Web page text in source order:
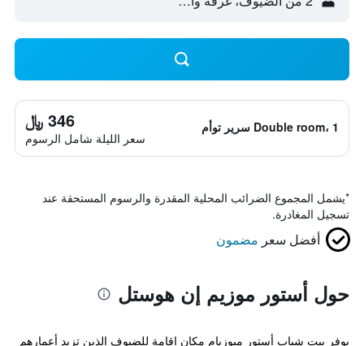
Double room، 1 سرير توأم 346 ﷼
سعر الليلة شامل الرسوم
*يشمل المجموع الضرائب المحلية المقدرة والرسوم المستحقة عند
تسجيل المغادرة.
أفضل سعر مضمون
حول أستور موزيم إن هوستل
يوفر بيت شباب أستور ميوزيام مكان إقامة للضيوف الذين تزيد أعمارهم